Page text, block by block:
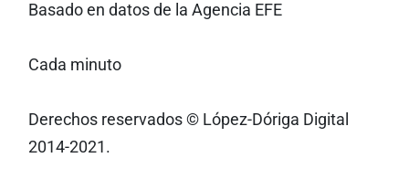
Basado en datos de la Agencia EFE
Cada minuto
Derechos reservados © López-Dóriga Digital
2014-2021.